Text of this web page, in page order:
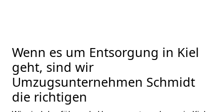
Wenn es um Entsorgung in Kiel
geht, sind wir
Umzugsunternehmen Schmidt
die richtigen